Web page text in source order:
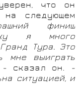
что он
следующем
финиш
я много
Тура. Это
мне выиграть
- сказал он. -
ситуацией, и